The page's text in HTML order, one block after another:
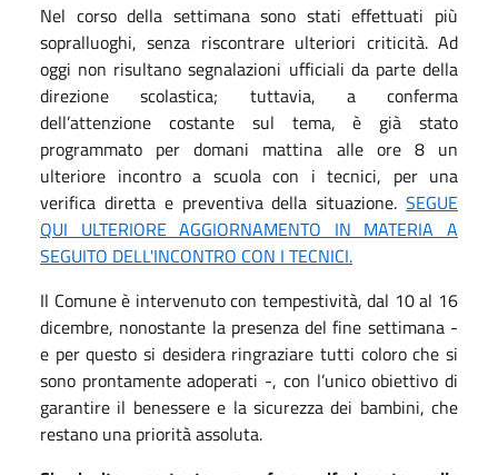
Nel corso della settimana sono stati effettuati più
sopralluoghi, senza riscontrare ulteriori criticità. Ad
oggi non risultano segnalazioni ufficiali da parte della
direzione scolastica; tuttavia, a conferma
dell’attenzione costante sul tema, è già stato
programmato per domani mattina alle ore 8 un
ulteriore incontro a scuola con i tecnici, per una
verifica diretta e preventiva della situazione. SEGUE
QUI ULTERIORE AGGIORNAMENTO IN MATERIA A
SEGUITO DELL'INCONTRO CON I TECNICI.
Il Comune è intervenuto con tempestività, dal 10 al 16
dicembre, nonostante la presenza del fine settimana -
e per questo si desidera ringraziare tutti coloro che si
sono prontamente adoperati -, con l’unico obiettivo di
garantire il benessere e la sicurezza dei bambini, che
restano una priorità assoluta.